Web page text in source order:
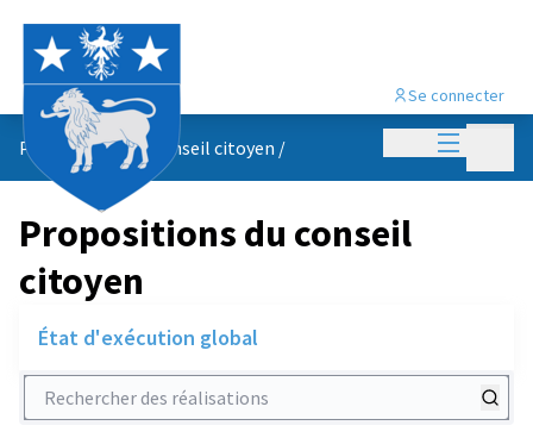
Menu
Se connecter
Propositions du conseil citoyen /
Propositions du conseil
citoyen
État d'exécution global
Rechercher des réalisations